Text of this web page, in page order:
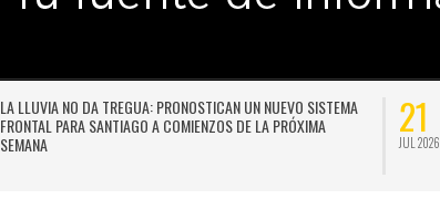
LA LLUVIA NO DA TREGUA: PRONOSTICAN UN NUEVO SISTEMA
FRONTAL PARA SANTIAGO A COMIENZOS DE LA PRÓXIMA
SEMANA
21
JUL 2026